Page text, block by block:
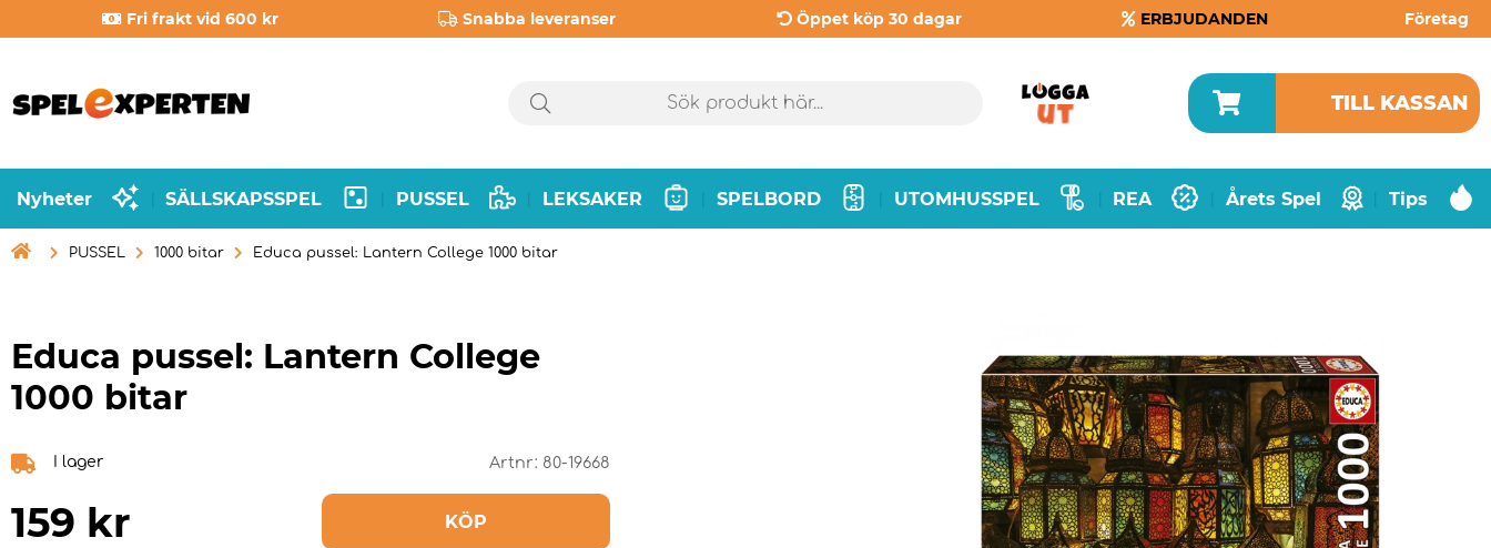
Fri frakt vid 600 kr Snabba leveranser Öppet köp 30 dagar ERBJUDANDEN Företag
TILL KASSAN
Nyheter SÄLLSKAPSSPEL PUSSEL LEKSAKER SPELBORD UTOMHUSSPEL REA Årets Spel Tips
 PUSSEL 1000 bitar Educa pussel: Lantern College 1000 bitar
Educa pussel: Lantern College
1000 bitar
I lager Artnr: 80-19668
159 kr KÖP